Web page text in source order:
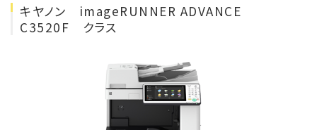
キヤノン imageRUNNER ADVANCE
C3520F クラス